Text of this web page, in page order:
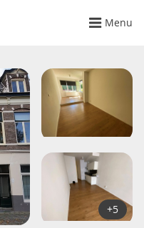
Menu
+5